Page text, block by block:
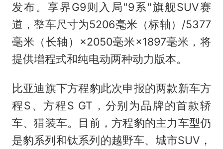
发布。享界G9则入局"9系"旗舰SUV赛
道，整车尺寸为5206毫米（标轴）/5377
毫米（长轴）×2050毫米×1897毫米，将
提供增程式和纯电动两种动力版本。
比亚迪旗下方程豹此次申报的两款新车方
程S、方程S GT，分别为品牌的首款轿
车、猎装车。目前，方程豹的主力车型仍
是豹系列和钛系列的越野车、城市SUV，